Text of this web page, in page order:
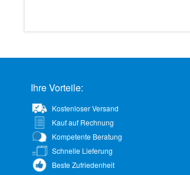
Ihre Vorteile:
Kostenloser Versand
Kauf auf Rechnung
Kompetente Beratung
Schnelle Lieferung
Beste Zufriedenheit